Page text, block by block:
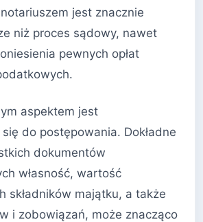
jest znacznie
niż proces sądowy, nawet
pewnych opłat
aspektem jest
do postępowania. Dokładne
dokumentów
własność, wartość
składników majątku, a także
i zobowiązań, może znacząco